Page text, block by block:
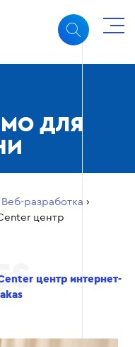
ДЛЯ
Веб-разработка ›
центр
центр интернет-